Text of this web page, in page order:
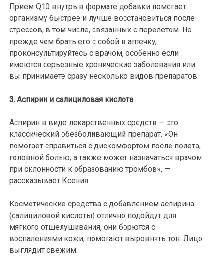
Прием Q10 внутрь в формате добавки помогает
организму быстрее и лучше восстановиться после
стрессов, в том числе, связанных с перелетом. Но
прежде чем брать его с собой в аптечку,
проконсультируйтесь с врачом, особенно если
имеются серьезные хронические заболевания или
вы принимаете сразу несколько видов препаратов.
3. Аспирин и салициловая кислота
Аспирин в виде лекарственных средств — это
классический обезболивающий препарат. «Он
помогает справиться с дискомфортом после полета,
головной болью, а также может назначаться врачом
при склонности к образованию тромбов», —
рассказывает Ксения.
Косметические средства с добавлением аспирина
(салициловой кислоты) отлично подойдут для
мягкого отшелушивания, они борются с
воспалениями кожи, помогают выровнять тон. Лицо
выглядит свежим.